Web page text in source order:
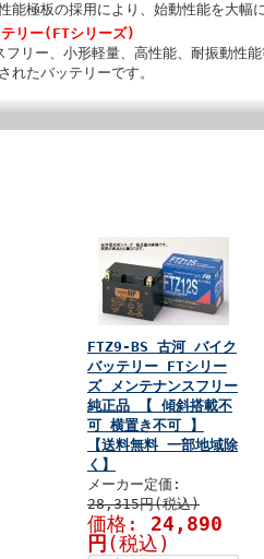
能極板の採用により、始動性能を大幅
テリー(FTシリーズ)
リー、小形軽量、高性能、耐振動性能
れたバッテリーです。
FTZ9-BS 古河 バイク
バッテリー FTシリー
ズ メンテナンスフリー
純正品 【 傾斜搭載不
可 横置き不可 】
【送料無料 一部地域除
く】
メーカー定価:
28,315円(税込)
価格: 24,890
円 (税込)